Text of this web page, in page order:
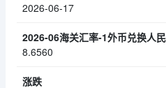
2026-06-17
8.6560